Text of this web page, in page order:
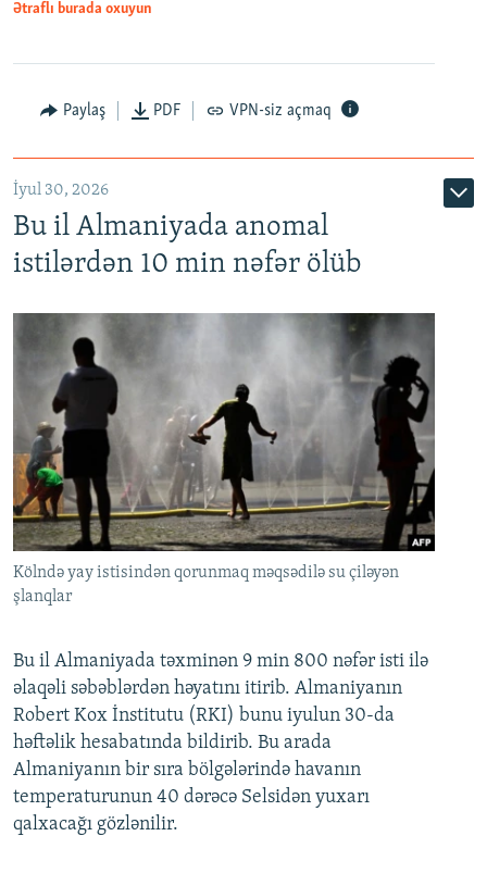
Ətraflı burada oxuyun
Paylaş PDF VPN-siz açmaq
İyul 30, 2026
Bu il Almaniyada anomal
istilərdən 10 min nəfər ölüb
Kölndə yay istisindən qorunmaq məqsədilə su çiləyən
şlanqlar
Bu il Almaniyada təxminən 9 min 800 nəfər isti ilə
əlaqəli səbəblərdən həyatını itirib. Almaniyanın
Robert Kox İnstitutu (RKI) bunu iyulun 30-da
həftəlik hesabatında bildirib. Bu arada
Almaniyanın bir sıra bölgələrində havanın
temperaturunun 40 dərəcə Selsidən yuxarı
qalxacağı gözlənilir.